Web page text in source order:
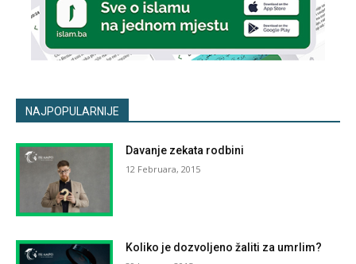
NAJPOPULARNIJE
Davanje zekata rodbini
12 Februara, 2015
Koliko je dozvoljeno žaliti za umrlim?